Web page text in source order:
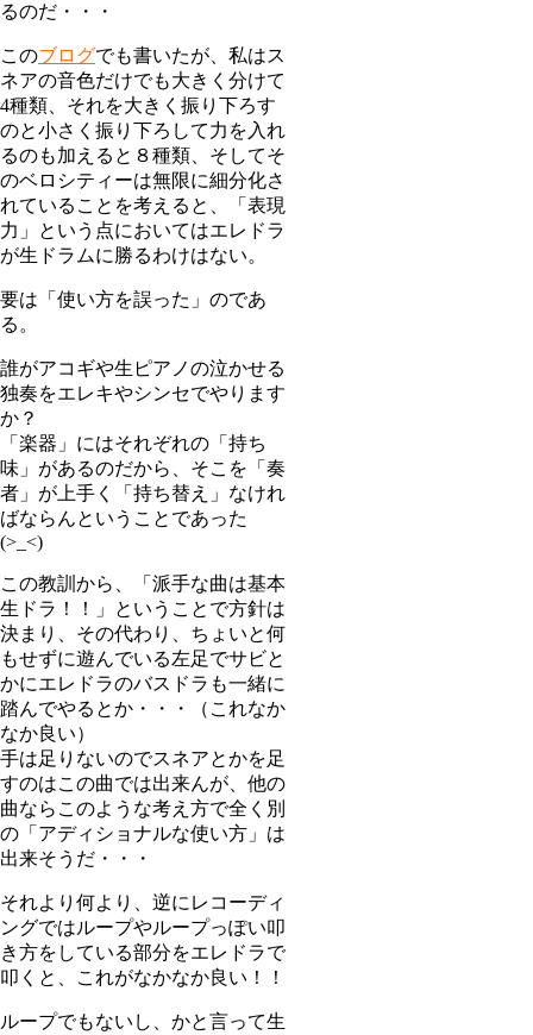
るのだ・・・
このブログでも書いたが、私はス
ネアの音色だけでも大きく分けて
4種類、それを大きく振り下ろす
のと小さく振り下ろして力を入れ
るのも加えると８種類、そしてそ
のベロシティーは無限に細分化さ
れていることを考えると、「表現
力」という点においてはエレドラ
が生ドラムに勝るわけはない。
要は「使い方を誤った」のであ
る。
誰がアコギや生ピアノの泣かせる
独奏をエレキやシンセでやります
か？
「楽器」にはそれぞれの「持ち
味」があるのだから、そこを「奏
者」が上手く「持ち替え」なけれ
ばならんということであった
(>_<)
この教訓から、「派手な曲は基本
生ドラ！！」ということで方針は
決まり、その代わり、ちょいと何
もせずに遊んでいる左足でサビと
かにエレドラのバスドラも一緒に
踏んでやるとか・・・（これなか
なか良い）
手は足りないのでスネアとかを足
すのはこの曲では出来んが、他の
曲ならこのような考え方で全く別
の「アディショナルな使い方」は
出来そうだ・・・
それより何より、逆にレコーディ
ングではループやループっぽい叩
き方をしている部分をエレドラで
叩くと、これがなかなか良い！！
ループでもないし、かと言って生